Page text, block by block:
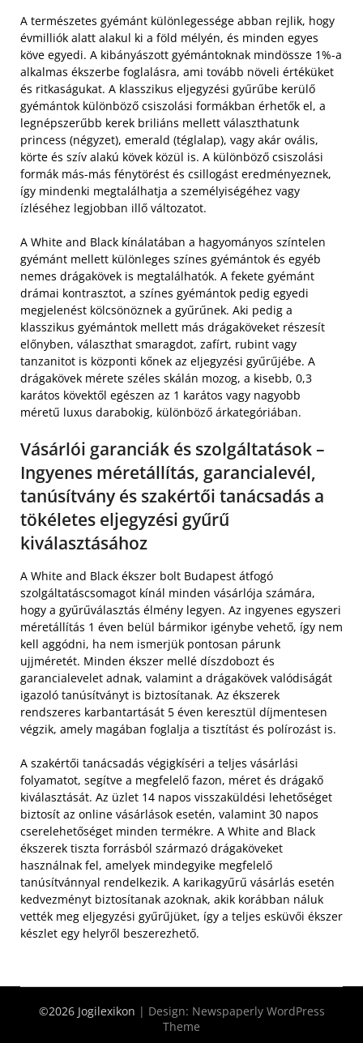
A természetes gyémánt különlegessége abban rejlik, hogy
évmilliók alatt alakul ki a föld mélyén, és minden egyes
köve egyedi. A kibányászott gyémántoknak mindössze 1%-a
alkalmas ékszerbe foglalásra, ami tovább növeli értéküket
és ritkaságukat. A klasszikus eljegyzési gyűrűbe kerülő
gyémántok különböző csiszolási formákban érhetők el, a
legnépszerűbb kerek briliáns mellett választhatunk
princess (négyzet), emerald (téglalap), vagy akár ovális,
körte és szív alakú kövek közül is. A különböző csiszolási
formák más-más fénytörést és csillogást eredményeznek,
így mindenki megtalálhatja a személyiségéhez vagy
ízléséhez legjobban illő változatot.
A White and Black kínálatában a hagyományos színtelen
gyémánt mellett különleges színes gyémántok és egyéb
nemes drágakövek is megtalálhatók. A fekete gyémánt
drámai kontrasztot, a színes gyémántok pedig egyedi
megjelenést kölcsönöznek a gyűrűnek. Aki pedig a
klasszikus gyémántok mellett más drágaköveket részesít
előnyben, választhat smaragdot, zafírt, rubint vagy
tanzanitot is központi kőnek az eljegyzési gyűrűjébe. A
drágakövek mérete széles skálán mozog, a kisebb, 0,3
karátos kövektől egészen az 1 karátos vagy nagyobb
méretű luxus darabokig, különböző árkategóriában.
Vásárlói garanciák és szolgáltatások –
Ingyenes méretállítás, garancialevél,
tanúsítvány és szakértői tanácsadás a
tökéletes eljegyzési gyűrű
kiválasztásához
A White and Black ékszer bolt Budapest átfogó
szolgáltatáscsomagot kínál minden vásárlója számára,
hogy a gyűrűválasztás élmény legyen. Az ingyenes egyszeri
méretállítás 1 éven belül bármikor igénybe vehető, így nem
kell aggódni, ha nem ismerjük pontosan párunk
ujjméretét. Minden ékszer mellé díszdobozt és
garancialevelet adnak, valamint a drágakövek valódiságát
igazoló tanúsítványt is biztosítanak. Az ékszerek
rendszeres karbantartását 5 éven keresztül díjmentesen
végzik, amely magában foglalja a tisztítást és polírozást is.
A szakértői tanácsadás végigkíséri a teljes vásárlási
folyamatot, segítve a megfelelő fazon, méret és drágakő
kiválasztását. Az üzlet 14 napos visszaküldési lehetőséget
biztosít az online vásárlások esetén, valamint 30 napos
cserelehetőséget minden termékre. A White and Black
ékszerek tiszta forrásból származó drágaköveket
használnak fel, amelyek mindegyike megfelelő
tanúsítvánnyal rendelkezik. A karikagyűrű vásárlás esetén
kedvezményt biztosítanak azoknak, akik korábban náluk
vették meg eljegyzési gyűrűjüket, így a teljes esküvői ékszer
készlet egy helyről beszerezhető.
©2026 Jogilexikon | Design: Newspaperly WordPress
Theme